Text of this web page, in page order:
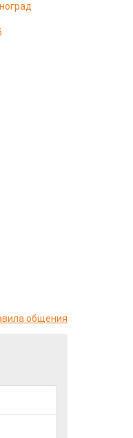
общения